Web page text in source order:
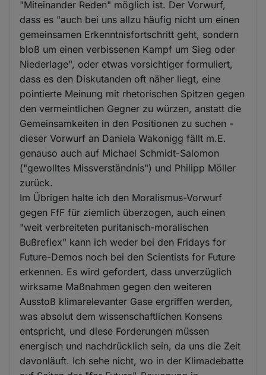
"Miteinander Reden" möglich ist. Der Vorwurf,
dass es "auch bei uns allzu häufig nicht um einen
gemeinsamen Erkenntnisfortschritt geht, sondern
bloß um einen verbissenen Kampf um Sieg oder
Niederlage", oder etwas vorsichtiger formuliert,
dass es den Diskutanden oft näher liegt, eine
pointierte Meinung mit rhetorischen Spitzen gegen
den vermeintlichen Gegner zu würzen, anstatt die
Gemeinsamkeiten in den Positionen zu suchen -
dieser Vorwurf an Daniela Wakonigg fällt m.E.
genauso auch auf Michael Schmidt-Salomon
("gewolltes Missverständnis") und Philipp Möller
zurück.
Im Übrigen halte ich den Moralismus-Vorwurf
gegen FfF für ziemlich überzogen, auch einen
"weit verbreiteten puritanisch-moralischen
Bußreflex" kann ich weder bei den Fridays for
Future-Demos noch bei den Scientists for Future
erkennen. Es wird gefordert, dass unverzüglich
wirksame Maßnahmen gegen den weiteren
Ausstoß klimarelevanter Gase ergriffen werden,
was absolut dem wissenschaftlichen Konsens
entspricht, und diese Forderungen müssen
energisch und nachdrücklich sein, da uns die Zeit
davonläuft. Ich sehe nicht, wo in der Klimadebatte